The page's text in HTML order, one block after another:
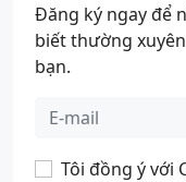
Đăng ký ngay để
biết thường
bạn.
Tôi đồng ý với